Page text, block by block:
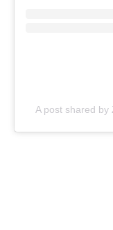
A post shared